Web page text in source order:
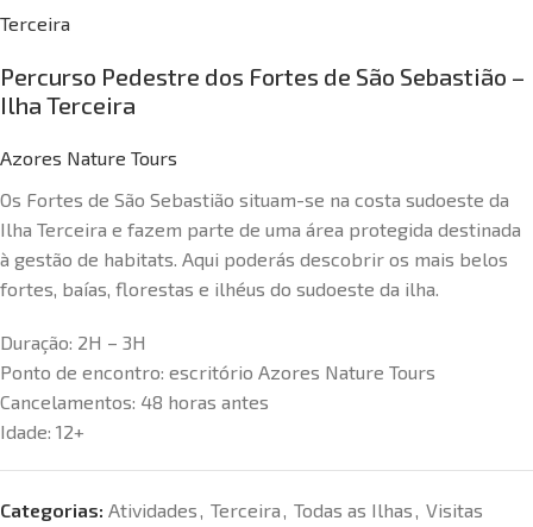
Terceira
Percurso Pedestre dos Fortes de São Sebastião –
Ilha Terceira
Azores Nature Tours
Os Fortes de São Sebastião situam-se na costa sudoeste da
Ilha Terceira e fazem parte de uma área protegida destinada
à gestão de habitats. Aqui poderás descobrir os mais belos
fortes, baías, florestas e ilhéus do sudoeste da ilha.
Duração: 2H – 3H
Ponto de encontro: escritório Azores Nature Tours
Cancelamentos: 48 horas antes
Idade: 12+
Categorias: Atividades, Terceira, Todas as Ilhas, Visitas